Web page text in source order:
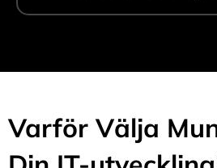
Varför Välja